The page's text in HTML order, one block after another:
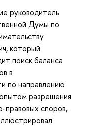
руководитель
Думы по
который
поиск баланса
в
по направлению
разрешения
правовых споров,